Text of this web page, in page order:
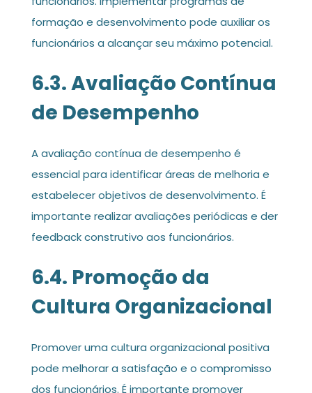
formação e desenvolvimento pode auxiliar os
funcionários a alcançar seu máximo potencial.
6.3. Avaliação Contínua
de Desempenho
A avaliação contínua de desempenho é
essencial para identificar áreas de melhoria e
estabelecer objetivos de desenvolvimento. É
importante realizar avaliações periódicas e der
feedback construtivo aos funcionários.
6.4. Promoção da
Cultura Organizacional
Promover uma cultura organizacional positiva
pode melhorar a satisfação e o compromisso
dos funcionários. É importante promover